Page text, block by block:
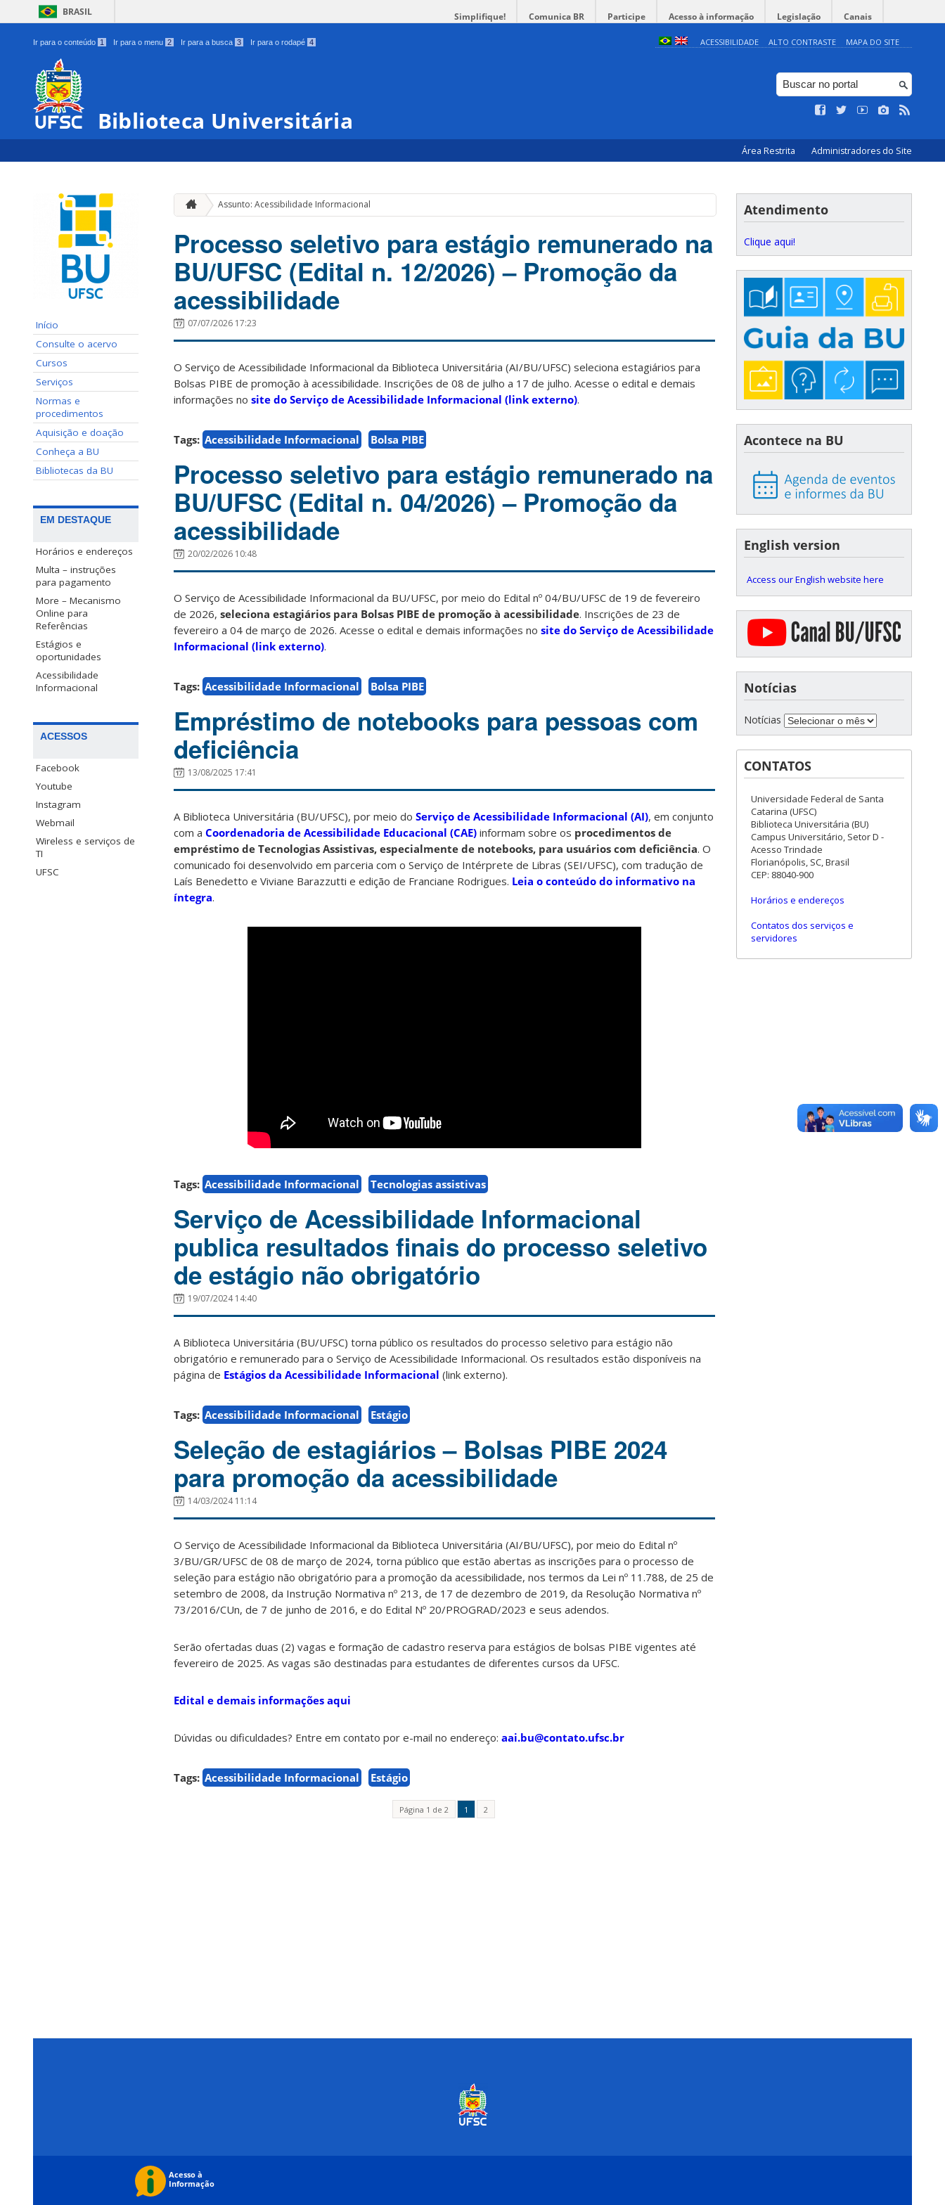
BRASIL Simplifique! Comunica BR Participe Acesso à informação Legislação Canais
Ir para o conteúdo 1 Ir para o menu 2 Ir para a busca 3 Ir para o rodapé 4 ACESSIBILIDADE ALTO CONTRASTE MAPA DO SITE
Biblioteca Universitária
Área Restrita Administradores do Site
Início
Consulte o acervo
Cursos
Serviços
Normas e
procedimentos
Aquisição e doação
Conheça a BU
Bibliotecas da BU
EM DESTAQUE
Horários e endereços
Multa – instruções
para pagamento
More – Mecanismo
Online para
Referências
Estágios e
oportunidades
Acessibilidade
Informacional
ACESSOS
Facebook
Youtube
Instagram
Webmail
Wireless e serviços de
TI
UFSC
Assunto: Acessibilidade Informacional
Processo seletivo para estágio remunerado na
BU/UFSC (Edital n. 12/2026) – Promoção da
acessibilidade
07/07/2026 17:23
O Serviço de Acessibilidade Informacional da Biblioteca Universitária (AI/BU/UFSC) seleciona estagiários para
Bolsas PIBE de promoção à acessibilidade. Inscrições de 08 de julho a 17 de julho. Acesse o edital e demais
informações no site do Serviço de Acessibilidade Informacional (link externo).
Tags: Acessibilidade Informacional Bolsa PIBE
Processo seletivo para estágio remunerado na
BU/UFSC (Edital n. 04/2026) – Promoção da
acessibilidade
20/02/2026 10:48
O Serviço de Acessibilidade Informacional da BU/UFSC, por meio do Edital nº 04/BU/UFSC de 19 de fevereiro
de 2026, seleciona estagiários para Bolsas PIBE de promoção à acessibilidade. Inscrições de 23 de
fevereiro a 04 de março de 2026. Acesse o edital e demais informações no site do Serviço de Acessibilidade
Informacional (link externo).
Tags: Acessibilidade Informacional Bolsa PIBE
Empréstimo de notebooks para pessoas com
deficiência
13/08/2025 17:41
A Biblioteca Universitária (BU/UFSC), por meio do Serviço de Acessibilidade Informacional (AI), em conjunto
com a Coordenadoria de Acessibilidade Educacional (CAE) informam sobre os procedimentos de
empréstimo de Tecnologias Assistivas, especialmente de notebooks, para usuários com deficiência. O
comunicado foi desenvolvido em parceria com o Serviço de Intérprete de Libras (SEI/UFSC), com tradução de
Laís Benedetto e Viviane Barazzutti e edição de Franciane Rodrigues. Leia o conteúdo do informativo na
íntegra.
Tags: Acessibilidade Informacional Tecnologias assistivas
Serviço de Acessibilidade Informacional
publica resultados finais do processo seletivo
de estágio não obrigatório
19/07/2024 14:40
A Biblioteca Universitária (BU/UFSC) torna público os resultados do processo seletivo para estágio não
obrigatório e remunerado para o Serviço de Acessibilidade Informacional. Os resultados estão disponíveis na
página de Estágios da Acessibilidade Informacional (link externo).
Tags: Acessibilidade Informacional Estágio
Seleção de estagiários – Bolsas PIBE 2024
para promoção da acessibilidade
14/03/2024 11:14
O Serviço de Acessibilidade Informacional da Biblioteca Universitária (AI/BU/UFSC), por meio do Edital nº
3/BU/GR/UFSC de 08 de março de 2024, torna público que estão abertas as inscrições para o processo de
seleção para estágio não obrigatório para a promoção da acessibilidade, nos termos da Lei nº 11.788, de 25 de
setembro de 2008, da Instrução Normativa nº 213, de 17 de dezembro de 2019, da Resolução Normativa nº
73/2016/CUn, de 7 de junho de 2016, e do Edital Nº 20/PROGRAD/2023 e seus adendos.
Serão ofertadas duas (2) vagas e formação de cadastro reserva para estágios de bolsas PIBE vigentes até
fevereiro de 2025. As vagas são destinadas para estudantes de diferentes cursos da UFSC.
Edital e demais informações aqui
Dúvidas ou dificuldades? Entre em contato por e-mail no endereço: aai.bu@contato.ufsc.br
Tags: Acessibilidade Informacional Estágio
Página 1 de 2 1 2
Atendimento
Clique aqui!
Acontece na BU
English version
Access our English website here
Notícias
Notícias
CONTATOS
Universidade Federal de Santa
Catarina (UFSC)
Biblioteca Universitária (BU)
Campus Universitário, Setor D -
Acesso Trindade
Florianópolis, SC, Brasil
CEP: 88040-900
Horários e endereços
Contatos dos serviços e
servidores